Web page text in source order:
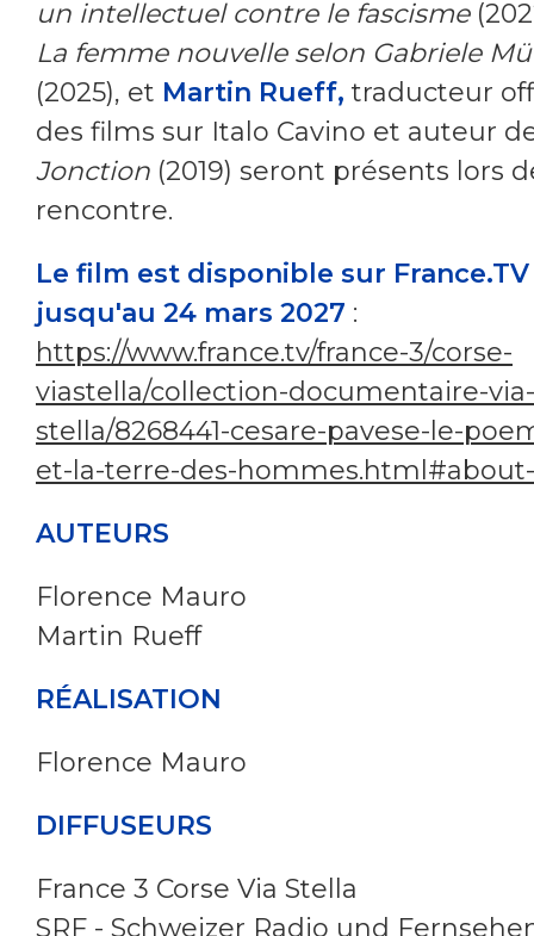
un intellectuel contre le fascisme
La femme nouvelle selon Gabriele
(2025), et Martin Rueff, traducteur
des films sur Italo Cavino et auteur
Jonction (2019) seront présents lors
rencontre.
Le film est disponible sur France.TV
jusqu'au 24 mars 2027 :
https://www.france.tv/france-3/corse-
viastella/collection-documentaire-via-
stella/8268441-cesare-pavese-le-
et-la-terre-des-
AUTEURS
Florence Mauro
Martin Rueff
RÉALISATION
Florence Mauro
DIFFUSEURS
France 3 Corse Via Stella
SRF - Schweizer Radio und